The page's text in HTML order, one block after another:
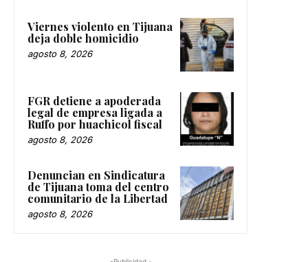
Viernes violento en Tijuana
deja doble homicidio
agosto 8, 2026
FGR detiene a apoderada
legal de empresa ligada a
Ruffo por huachicol fiscal
agosto 8, 2026
Denuncian en Sindicatura
de Tijuana toma del centro
comunitario de la Libertad
agosto 8, 2026